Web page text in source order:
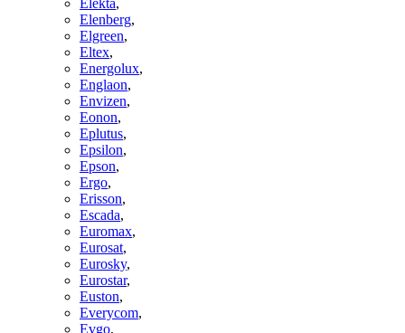
Elenberg,
Elgreen,
Eltex,
Energolux,
Englaon,
Envizen,
Eonon,
Eplutus,
Epsilon,
Epson,
Ergo,
Erisson,
Escada,
Euromax,
Eurosat,
Eurosky,
Eurostar,
Euston,
Everycom,
Evgo,